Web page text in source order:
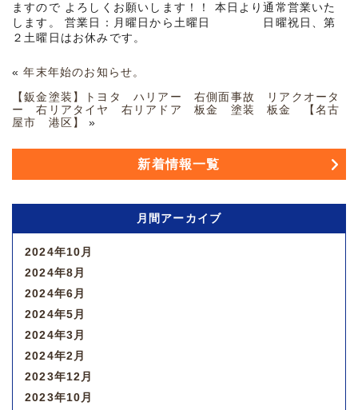
ますので よろしくお願いします！！ 本日より通常営業いた
します。 営業日：月曜日から土曜日 日曜祝日、第
２土曜日はお休みです。
«年末年始のお知らせ。
【鈑金塗装】トヨタ ハリアー 右側面事故 リアクオータ
ー 右リアタイヤ 右リアドア 板金 塗装 板金 【名古
屋市 港区】
»
新着情報一覧
月間アーカイブ
2024年10月
2024年8月
2024年6月
2024年5月
2024年3月
2024年2月
2023年12月
2023年10月